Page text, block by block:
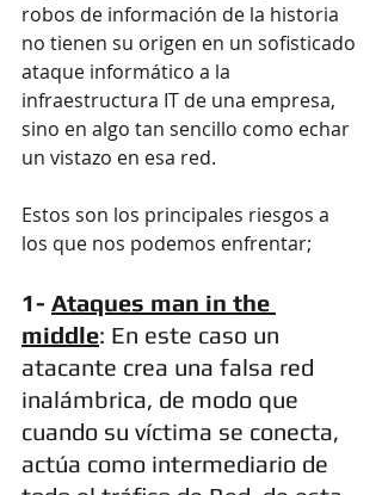
robos de información de la historia
no tienen su origen en un sofisticado
ataque informático a la
infraestructura IT de una empresa,
sino en algo tan sencillo como echar
un vistazo en esa red.
Estos son los principales riesgos a
los que nos podemos enfrentar;
1- Ataques man in the
middle: En este caso un
atacante crea una falsa red
inalámbrica, de modo que
cuando su víctima se conecta,
actúa como intermediario de